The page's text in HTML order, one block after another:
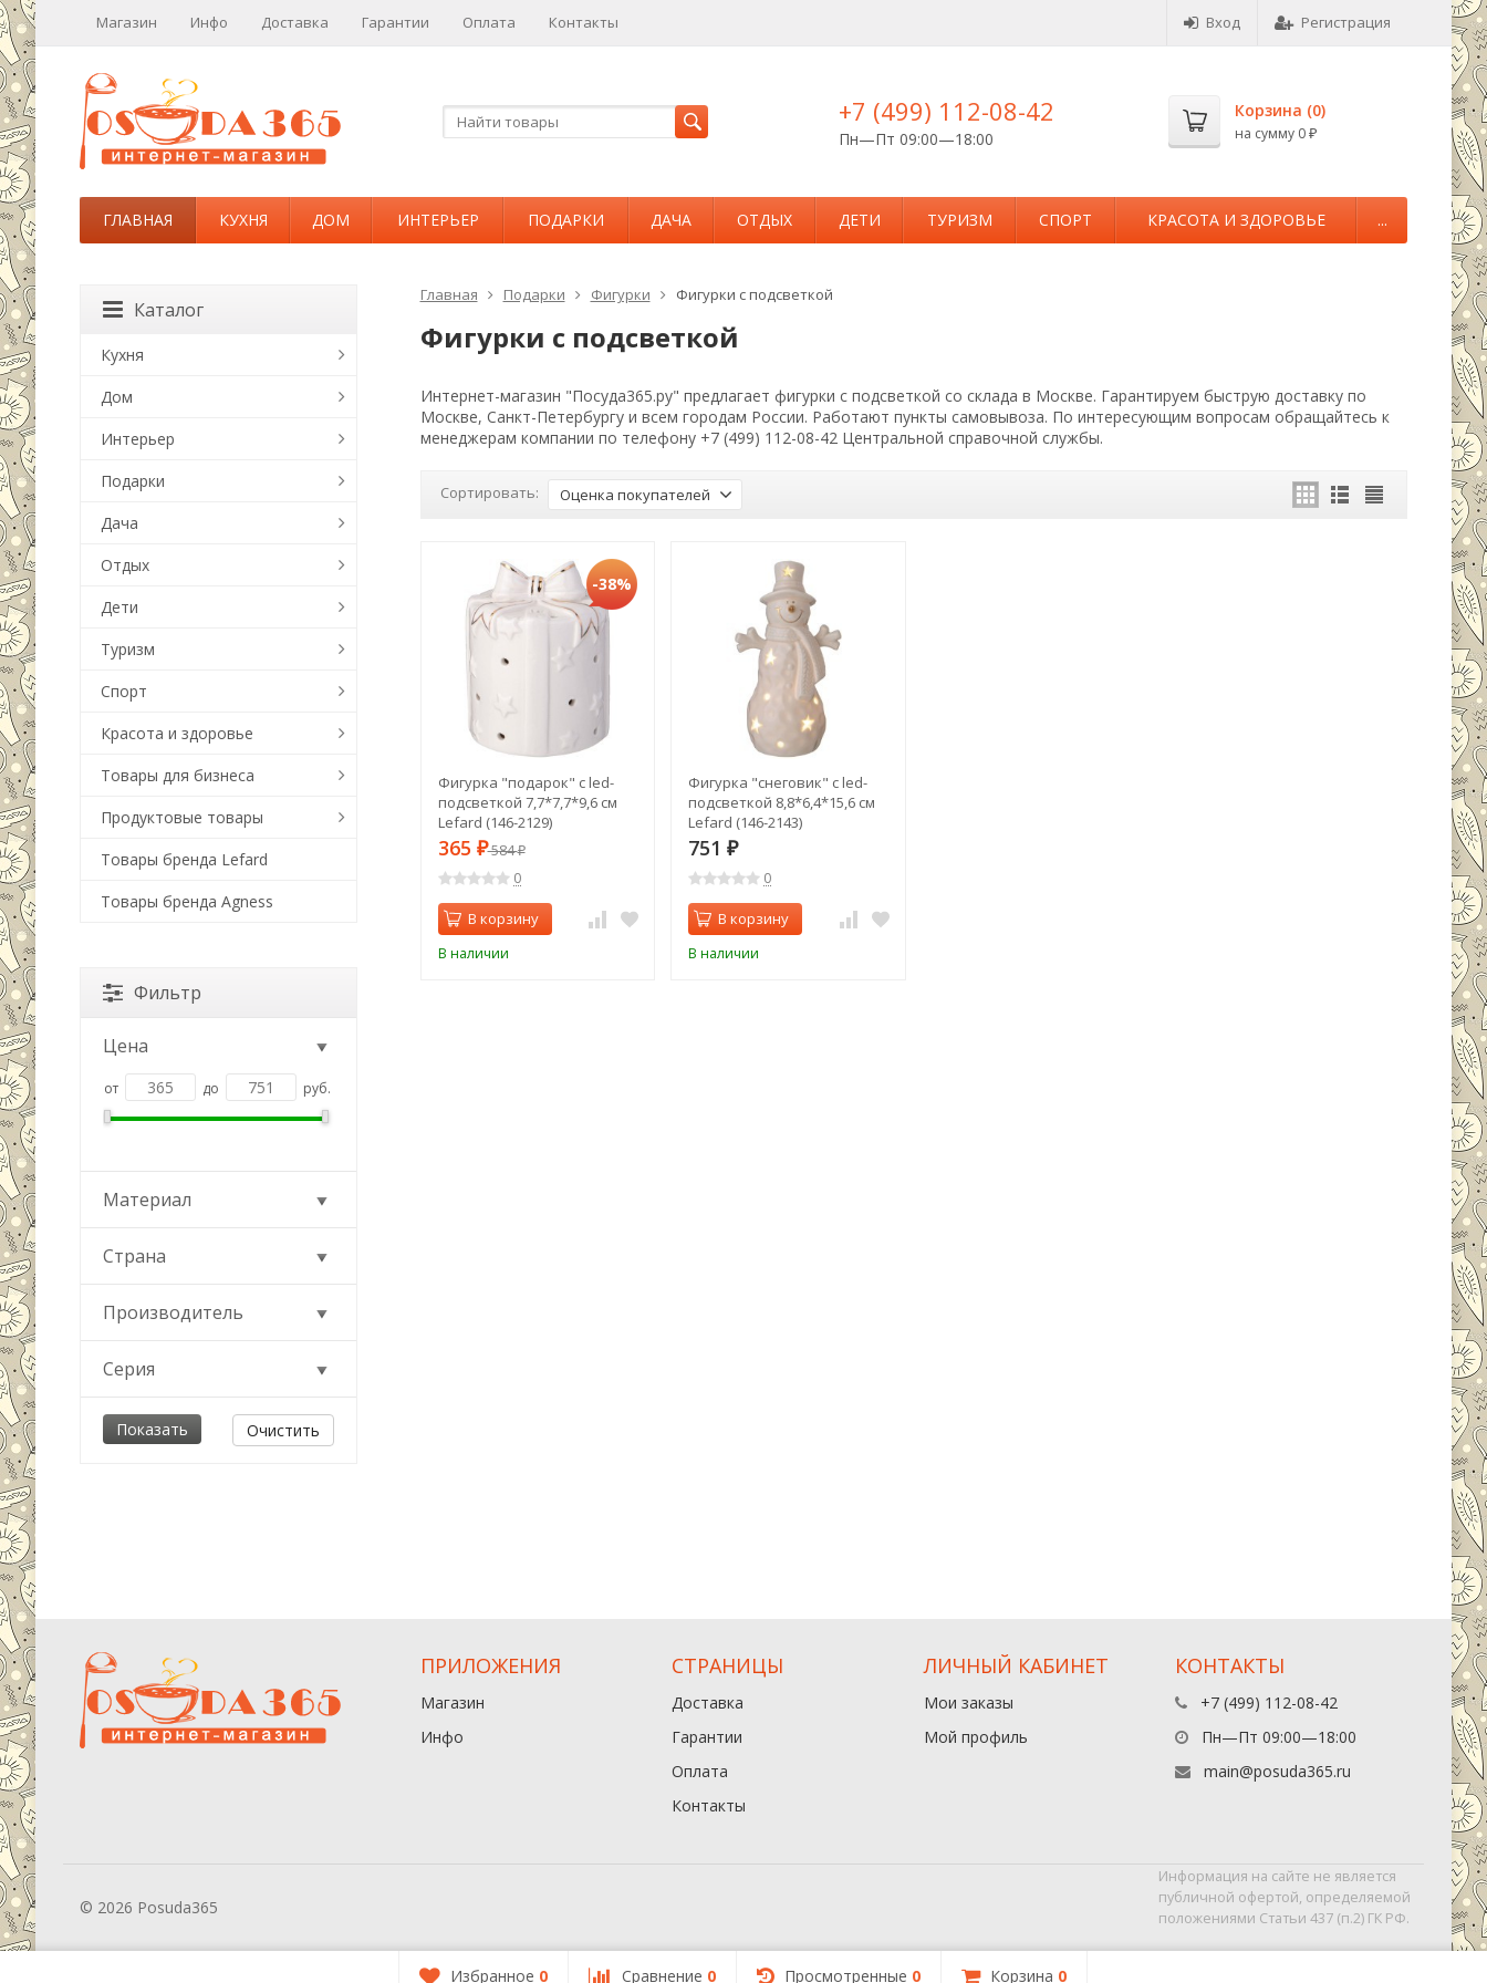
Магазин Инфо Доставка Гарантии Оплата Контакты Вход Регистрация
+7 (499) 112-08-42
Пн—Пт 09:00—18:00
Корзина (0)
на сумму 0 ₽
ГЛАВНАЯ КУХНЯ ДОМ ИНТЕРЬЕР ПОДАРКИ ДАЧА ОТДЫХ ДЕТИ ТУРИЗМ СПОРТ КРАСОТА И ЗДОРОВЬЕ ...
Главная Подарки Фигурки Фигурки с подсветкой
Фигурки с подсветкой
Интернет-магазин "Посуда365.ру" предлагает фигурки с подсветкой со склада в Москве. Гарантируем быструю доставку по
Москве, Санкт-Петербургу и всем городам России. Работают пункты самовывоза. По интересующим вопросам обращайтесь к
менеджерам компании по телефону +7 (499) 112-08-42 Центральной справочной службы.
Сортировать: Оценка покупателей
-38%
Фигурка "подарок" с led-
подсветкой 7,7*7,7*9,6 см
Lefard (146-2129)
365 ₽584₽
0
В корзину
В наличии
Фигурка "снеговик" с led-
подсветкой 8,8*6,4*15,6 см
Lefard (146-2143)
751₽
0
В корзину
В наличии
Каталог
Кухня
Дом
Интерьер
Подарки
Дача
Отдых
Дети
Туризм
Спорт
Красота и здоровье
Товары для бизнеса
Продуктовые товары
Товары бренда Lefard
Товары бренда Agness
Фильтр
Цена
от до руб.
Материал
Страна
Производитель
Серия
Очистить
ПРИЛОЖЕНИЯ
Магазин
Инфо
СТРАНИЦЫ
Доставка
Гарантии
Оплата
Контакты
ЛИЧНЫЙ КАБИНЕТ
Мои заказы
Мой профиль
КОНТАКТЫ
+7 (499) 112-08-42
Пн—Пт 09:00—18:00
main@posuda365.ru
© 2026 Posuda365
Информация на сайте не является
публичной офертой, определяемой
положениями Статьи 437 (п.2) ГК РФ.
Избранное 0 Сравнение 0 Просмотренные 0 Корзина 0